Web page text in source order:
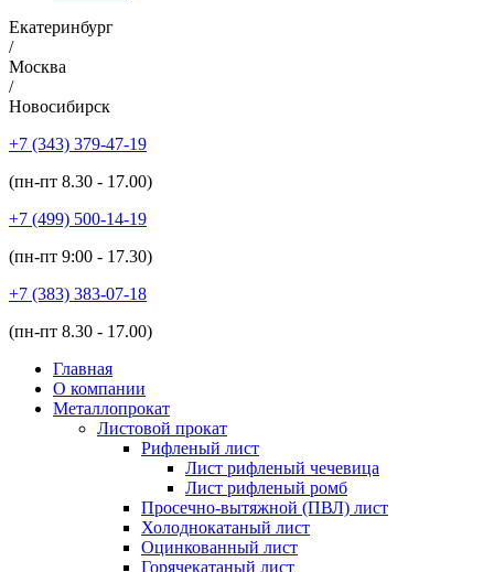
Екатеринбург
/
Москва
/
Новосибирск
+7 (343) 379-47-19
(пн-пт 8.30 - 17.00)
+7 (499) 500-14-19
(пн-пт 9:00 - 17.30)
+7 (383) 383-07-18
(пн-пт 8.30 - 17.00)
Главная
О компании
Металлопрокат
Листовой прокат
Рифленый лист
Лист рифленый чечевица
Лист рифленый ромб
Просечно-вытяжной (ПВЛ) лист
Холоднокатаный лист
Оцинкованный лист
Горячекатаный лист